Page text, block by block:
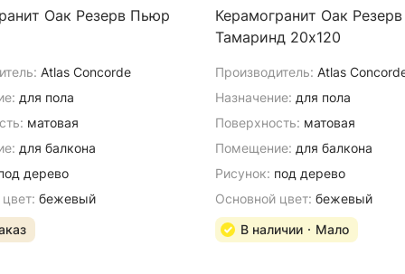
Оак Резерв Пьюр
Atlas Concorde
для пола
матовая
для балкона
дерево
бежевый
Керамогранит Оак Резерв
Тамаринд 20х120
Производитель: Atlas
Назначение: для пола
Поверхность: матовая
Помещение: для балкона
Рисунок: под дерево
Основной цвет: бежевый
В наличии
Мало